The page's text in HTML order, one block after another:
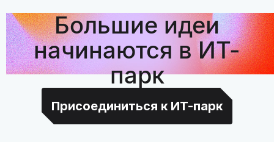
Большие идеи
начинаются в ИТ-
парк
Присоединиться к ИТ-парк